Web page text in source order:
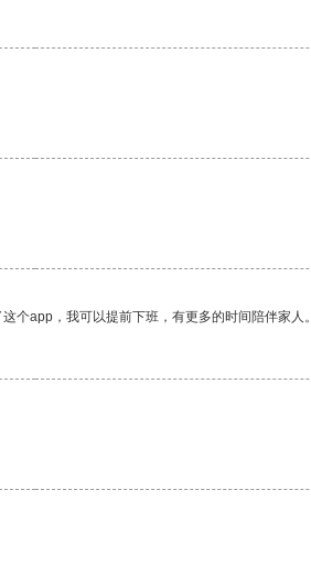
个app，我可以提前下班，有更多的时间陪伴家人。